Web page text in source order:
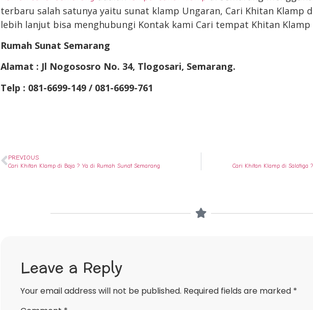
terbaru salah satunya yaitu sunat klamp Ungaran, Cari Khitan Klamp
lebih lanjut bisa menghubungi Kontak kami Cari tempat Khitan Klamp
Rumah Sunat Semarang
Alamat : Jl Nogososro No. 34, Tlogosari, Semarang.
Telp : 081-6699-149 / 081-6699-761
PREVIOUS
Cari Khitan Klamp di Boja ? Ya di Rumah Sunat Semarang Cari Khitan Klamp di Salatiga
Leave a Reply
Your email address will not be published. Required fields are marked *